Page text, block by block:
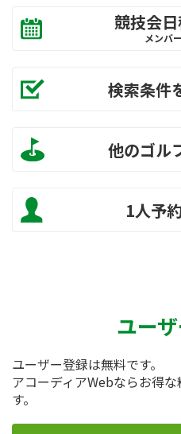
競技会
メンバ
検索条件
他のゴル
1人予
ユー
ユーザー登録は無料です。
アコーディアWebならお得
す。